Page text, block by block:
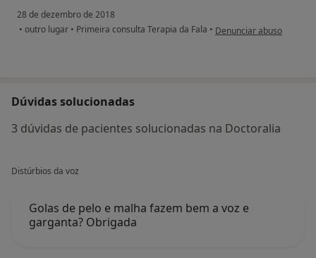
28 de dezembro de 2018
• outro lugar • Primeira consulta Terapia da Fala • na opinião do utilizador
Denunciar abuso
Dúvidas solucionadas
3 dúvidas de pacientes solucionadas na Doctoralia
Distúrbios da voz
Golas de pelo e malha fazem bem a voz e
garganta? Obrigada